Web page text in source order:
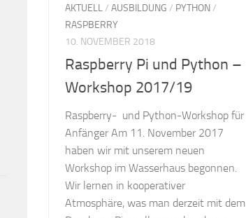
AKTUELL/ AUSBILDUNG / PYTHON/
RASPBERRY
10. NOVEMBER 2018
Raspberry Pi und Python –
Workshop 2017/19
Raspberry- und Python-Workshop für
Anfänger Am 11. November 2017
haben wir mit unserem neuen
Workshop im Wasserhaus begonnen.
Wir lernen in kooperativer
Atmosphäre, was man derzeit mit dem